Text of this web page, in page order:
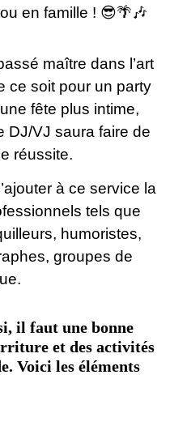
en famille ! 😎🌴🎶
maître dans l’art
ce soit pour un party
fête plus intime,
DJ/VJ saura faire de
réussite.
à ce service la
tels que
humoristes,
groupes de
il faut une bonne
et des activités
Voici les éléments